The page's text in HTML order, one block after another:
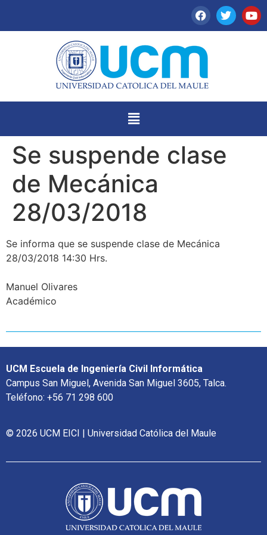
Se suspende clase
de Mecánica
28/03/2018
Se informa que se suspende clase de Mecánica
28/03/2018 14:30 Hrs.
Manuel Olivares
Académico
UCM Escuela de Ingeniería Civil Informática
Campus San Miguel, Avenida San Miguel 3605, Talca.
Teléfono: +56 71 298 600
© 2026 UCM EICI | Universidad Católica del Maule